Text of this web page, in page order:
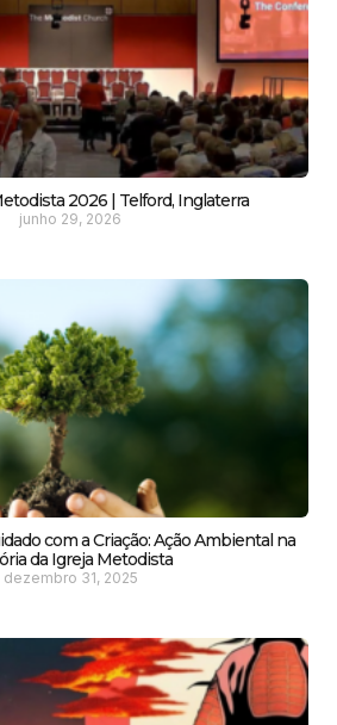
2026 | Telford, Inglaterra
junho 29, 2026
com a Criação: Ação Ambiental na
da Igreja Metodista
dezembro 31, 2025